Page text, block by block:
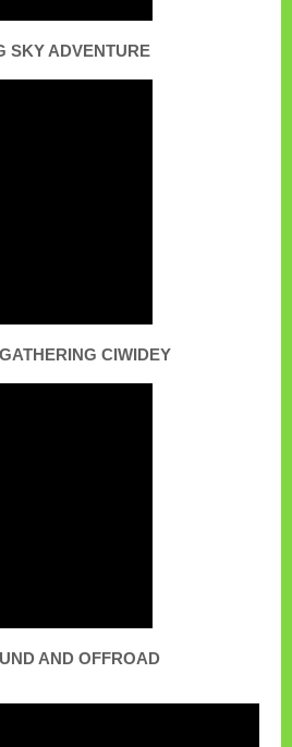
SKY ADVENTURE
CIWIDEY
AND OFFROAD